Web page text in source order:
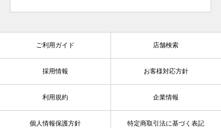
ご利用ガイド 店舗検索
採用情報 お客様対応方針
利用規約 企業情報
個人情報保護方針 特定商取引法に基づく表記